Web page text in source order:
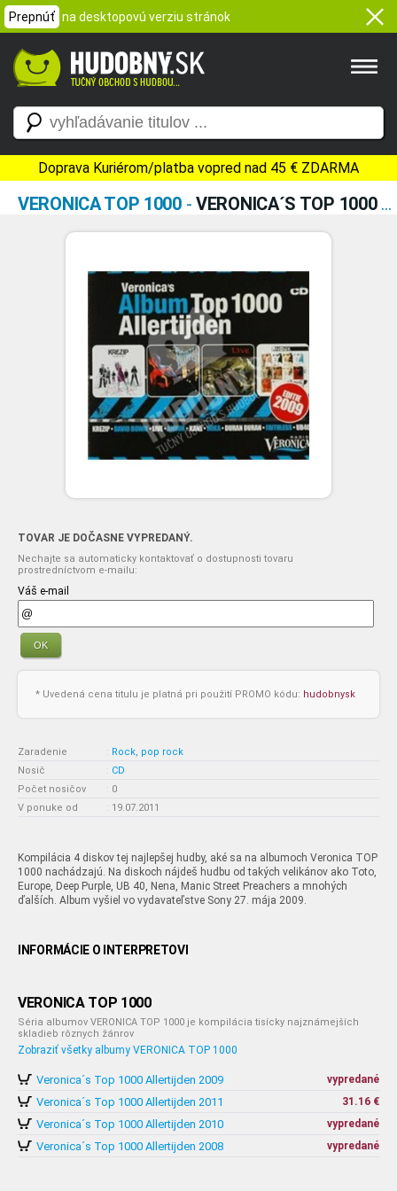
Prepnúť na desktopovú verziu stránok
Doprava Kuriérom/platba vopred nad 45 € ZDARMA
VERONICA TOP 1000-VERONICA´S TOP 1000 ALLERTIJDEN 2009
TOVAR JE DOČASNE VYPREDANÝ.
Nechajte sa automaticky kontaktovať o dostupnosti tovaru
prostredníctvom e-mailu:
Váš e-mail
OK
* Uvedená cena titulu je platná pri použití PROMO kódu: hudobnysk
Zaradenie : Rock, pop rock
Nosič
: CD
Počet nosičov
: 0
V ponuke od
: 19.07.2011
Kompilácia 4 diskov tej najlepšej hudby, aké sa na albumoch Veronica TOP
1000 nachádzajú. Na diskoch nájdeš hudbu od takých velikánov ako Toto,
Europe, Deep Purple, UB 40, Nena, Manic Street Preachers a mnohých
ďalších. Album vyšiel vo vydavateľstve Sony 27. mája 2009.
INFORMÁCIE O INTERPRETOVI
VERONICA TOP 1000
Séria albumov VERONICA TOP 1000 je kompilácia tisícky najznámejších
skladieb rôznych žánrov
Zobraziť všetky albumy VERONICA TOP 1000
Veronica´s Top 1000 Allertijden 2009 vypredané
Veronica´s Top 1000 Allertijden 2011 31.16 €
Veronica´s Top 1000 Allertijden 2010 vypredané
Veronica´s Top 1000 Allertijden 2008 vypredané